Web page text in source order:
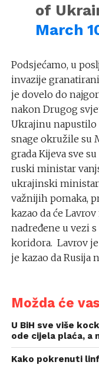
of
March
Podsjećamo, u
invazije
je dovelo do
nakon Drugog
Ukrajinu napustilo
snage okružile su
grada Kijeva sve
ruski ministar
ukrajinski ministar
važnijih pomaka,
kazao da će
nadređene u vezi
koridora. Lavrov
je kazao da Rusija
Možda će
U BiH sve više
ode cijela plaća, a
Kako pokrenuti